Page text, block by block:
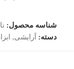
شناسه محصول:
دسته: آرایشی,